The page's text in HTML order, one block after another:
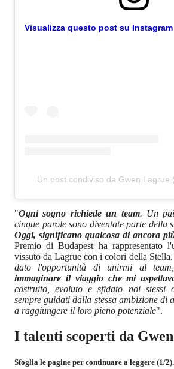
Visualizza questo post su Instagram
Un post condiviso da Gwen Lagrue
"Ogni sogno richiede un team. Un
cinque parole sono diventate parte della
Oggi, significano qualcosa di ancora
Premio di Budapest ha rappresentato
vissuto da Lagrue con i colori della
dato l'opportunità di unirmi al
immaginare il viaggio che mi
costruito, evoluto e sfidato noi stessi
sempre guidati dalla stessa ambizione di
a raggiungere il loro pieno potenziale".
I talenti scoperti da
Sfoglia le pagine per continuare a leggere (1/2).